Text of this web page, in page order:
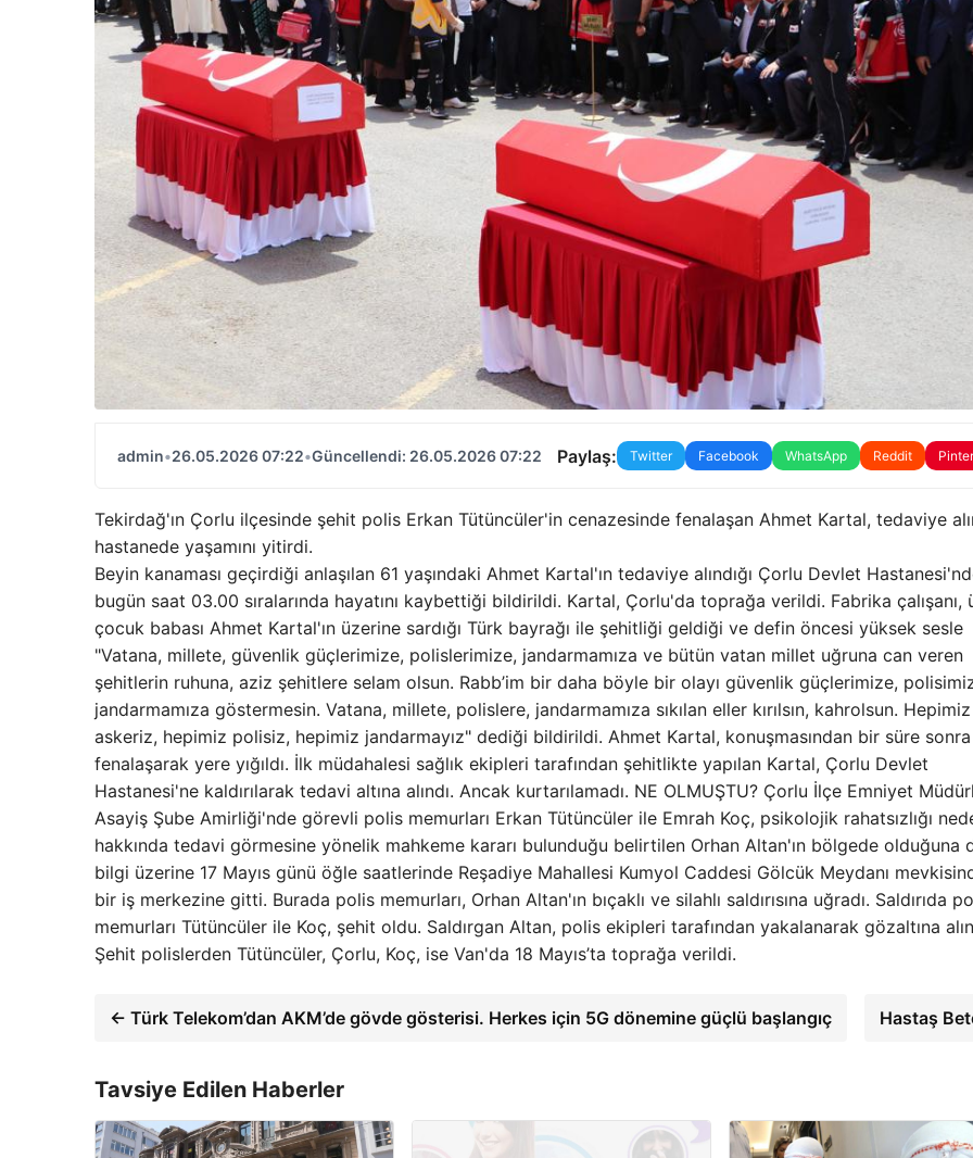
admin•26.05.2026 07:22•Güncellendi: 26.05.2026 07:22 Paylaş: Twitter Facebook WhatsApp Reddit
Tekirdağ'ın Çorlu ilçesinde şehit polis Erkan Tütüncüler'in cenazesinde fenalaşan Ahmet Kartal, tedaviye
hastanede yaşamını yitirdi.
Beyin kanaması geçirdiği anlaşılan 61 yaşındaki Ahmet Kartal'ın tedaviye alındığı Çorlu Devlet
bugün saat 03.00 sıralarında hayatını kaybettiği bildirildi. Kartal, Çorlu'da toprağa verildi. Fabrika çalışanı,
çocuk babası Ahmet Kartal'ın üzerine sardığı Türk bayrağı ile şehitliği geldiği ve defin öncesi yüksek sesle
"Vatana, millete, güvenlik güçlerimize, polislerimize, jandarmamıza ve bütün vatan millet uğruna can veren
şehitlerin ruhuna, aziz şehitlere selam olsun. Rabb’im bir daha böyle bir olayı güvenlik güçlerimize,
jandarmamıza göstermesin. Vatana, millete, polislere, jandarmamıza sıkılan eller kırılsın, kahrolsun. Hepimiz
askeriz, hepimiz polisiz, hepimiz jandarmayız" dediği bildirildi. Ahmet Kartal, konuşmasından bir süre sonra
fenalaşarak yere yığıldı. İlk müdahalesi sağlık ekipleri tarafından şehitlikte yapılan Kartal, Çorlu Devlet
Hastanesi'ne kaldırılarak tedavi altına alındı. Ancak kurtarılamadı. NE OLMUŞTU? Çorlu İlçe Emniyet
Asayiş Şube Amirliği'nde görevli polis memurları Erkan Tütüncüler ile Emrah Koç, psikolojik rahatsızlığı
hakkında tedavi görmesine yönelik mahkeme kararı bulunduğu belirtilen Orhan Altan'ın bölgede olduğuna
bilgi üzerine 17 Mayıs günü öğle saatlerinde Reşadiye Mahallesi Kumyol Caddesi Gölcük Meydanı
bir iş merkezine gitti. Burada polis memurları, Orhan Altan'ın bıçaklı ve silahlı saldırısına uğradı. Saldırıda
memurları Tütüncüler ile Koç, şehit oldu. Saldırgan Altan, polis ekipleri tarafından yakalanarak gözaltına
Şehit polislerden Tütüncüler, Çorlu, Koç, ise Van'da 18 Mayıs’ta toprağa verildi.
← Türk Telekom’dan AKM’de gövde gösterisi. Herkes için 5G dönemine güçlü başlangıç Hastaş
Tavsiye Edilen Haberler